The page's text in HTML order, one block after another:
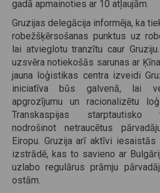
gadā apmainoties ar 10 atļaujām.
Gruzijas delegācija informēja, ka
robežšķērsošanas punktus uz
lai atvieglotu tranzītu caur
uzsvēra notiekošās sarunas ar
jauna loģistikas centra izveidi
iniciatīva būs galvenā, lai
apgrozījumu un racionalizētu
Transkaspijas starptautisko
nodrošinot netraucētus
Eiropu. Gruzija arī aktīvi
izstrādē, kas to savieno ar
uzlabo regulārus prāmju
ostām.